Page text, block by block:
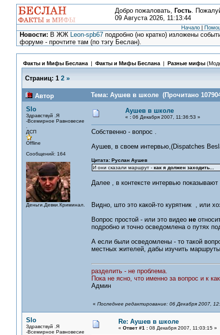
Добро пожаловать, Гость.
09 Августа 2026, 11:13:44
Начало |
Новости: В ЖЖ Leon-spb67 подробно (но кратко) изложены
форуме - прочтите там (по тэгу Беслан).
Факты и Мифы Беслана| Факты и Мифы Беслана| Разные мифы
Страниц: 1 2 »
Автор
Тема: Аушев в школе (Прочитано
Slo
Здравствуй .Я
-Всемирное Равновесие
ДСП
Offline
Сообщений: 164
Деньги.Девки.Криминал.
Аушев в школе
« :06 Декабря 2007, 11:36:53 »
Собственно - вопрос .
Аушев, в своем интервью,(Dispatches
Цитата: Руслан Аушев
И они сказали маршрут - как я должен заходить...
Далее , в контексте интервью
Видно, што это какой-то курятник , или
Вопрос простой - или это видео не
подробно и точно осведомлена о путях
А если были осведомлены - то такой
местных жителей, дабы изучить
разделить - не проблема.
Пока не ясно, что именно за вопрос и к
Админ
« Последнее редактирование: 06 Декабря 2007,
Slo
Здравствуй .Я
-Всемирное Равновесие
Re: Аушев в школе
« Ответ #1 :08 Декабря 2007, 11:03:15 »